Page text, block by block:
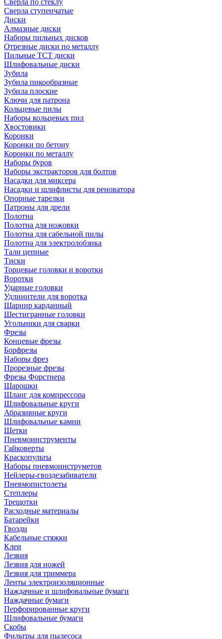
Сверла по стеклу
Сверла ступенчатые
Диски
Алмазные диски
Наборы пильных дисков
Отрезные диски по металлу
Пильные TCT диски
Шлифовальные диски
Зубила
Зубила пикообразные
Зубила плоские
Ключи для патрона
Кольцевые пилы
Наборы кольцевых пил
Хвостовики
Коронки
Коронки по бетону
Коронки по металлу
Наборы буров
Наборы экстракторов для болтов
Насадки для миксера
Насадки и шлифлисты для реноватора
Опорные тарелки
Патроны для дрели
Полотна
Полотна для ножовки
Полотна для сабельной пилы
Полотна для электролобзика
Тали цепные
Тиски
Торцевые головки и воротки
Воротки
Ударные головки
Удлинители для воротка
Шарнир карданный
Шестигранные головки
Угольники для сварки
Фрезы
Концевые фрезы
Борфрезы
Наборы фрез
Прорезные фрезы
Фрезы Форстнера
Шарошки
Шланг для компрессора
Шлифовальные круги
Абразивные круги
Шлифовальные камни
Щетки
Пневмоинструменты
Гайковерты
Краскопульты
Наборы пневмоинструметов
Нейлеры-гвоздезабиватели
Пневмопистолеты
Степлеры
Трещотки
Расходные материалы
Батарейки
Гвозди
Кабельные стяжки
Клеи
Лезвия
Лезвия для ножей
Лезвия для триммера
Ленты электроизоляционные
Наждачные и шлифовальные бумаги
Наждачные бумаги
Перфорированные круги
Шлифовальные бумаги
Скобы
Фильтры для пылесоса